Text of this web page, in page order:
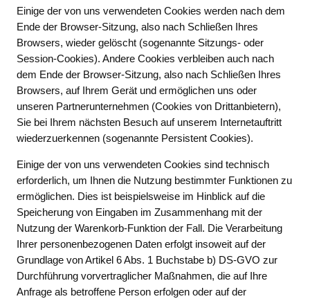
Einige der von uns verwendeten Cookies werden nach dem
Ende der Browser-Sitzung, also nach Schließen Ihres
Browsers, wieder gelöscht (sogenannte Sitzungs- oder
Session-Cookies). Andere Cookies verbleiben auch nach
dem Ende der Browser-Sitzung, also nach Schließen Ihres
Browsers, auf Ihrem Gerät und ermöglichen uns oder
unseren Partnerunternehmen (Cookies von Drittanbietern),
Sie bei Ihrem nächsten Besuch auf unserem Internetauftritt
wiederzuerkennen (sogenannte Persistent Cookies).
Einige der von uns verwendeten Cookies sind technisch
erforderlich, um Ihnen die Nutzung bestimmter Funktionen zu
ermöglichen. Dies ist beispielsweise im Hinblick auf die
Speicherung von Eingaben im Zusammenhang mit der
Nutzung der Warenkorb-Funktion der Fall. Die Verarbeitung
Ihrer personenbezogenen Daten erfolgt insoweit auf der
Grundlage von Artikel 6 Abs. 1 Buchstabe b) DS-GVO zur
Durchführung vorvertraglicher Maßnahmen, die auf Ihre
Anfrage als betroffene Person erfolgen oder auf der